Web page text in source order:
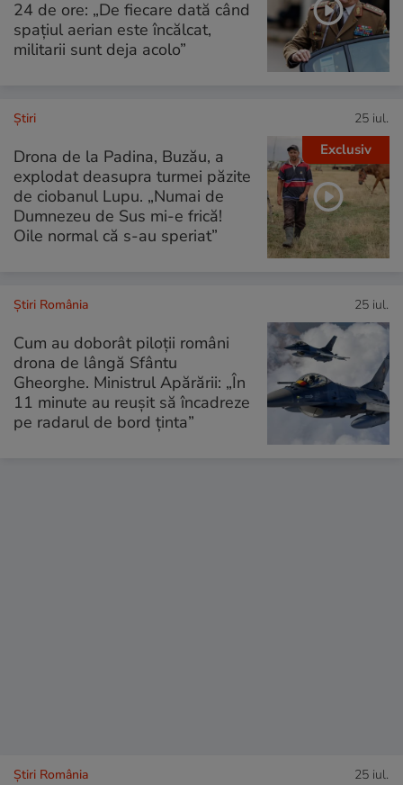
24 de ore: „De fiecare dată când
spațiul aerian este încălcat,
militarii sunt deja acolo”
Exclusiv
Ştiri 25 iul.
Drona de la Padina, Buzău, a
explodat deasupra turmei păzite
de ciobanul Lupu. „Numai de
Dumnezeu de Sus mi-e frică!
Oile normal că s-au speriat”
Știri România 25 iul.
Cum au doborât piloții români
drona de lângă Sfântu
Gheorghe. Ministrul Apărării: „În
11 minute au reuşit să încadreze
pe radarul de bord ţinta”
Știri România 25 iul.